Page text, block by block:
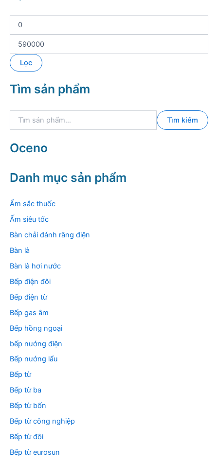
ố
i
h
á
t
i
Lọc
Tìm sản phẩm
k
m
:
Tìm kiếm
Oceno
Danh mục sản phẩm
Ấm sắc thuốc
Ấm siêu tốc
Bàn chải đánh răng điện
Bàn là
Bàn là hơi nước
Bếp điện đôi
Bếp điện từ
Bếp gas âm
Bếp hồng ngoại
bếp nướng điện
Bếp nướng lẩu
Bếp từ
Bếp từ ba
Bếp từ bốn
Bếp từ công nghiệp
Bếp từ đôi
Bếp từ eurosun